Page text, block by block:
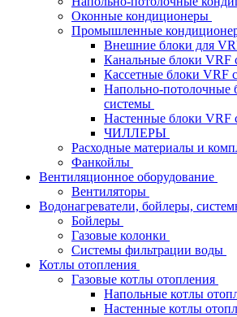
Оконные кондиционеры
Промышленные
Внешние блоки для
Канальные блоки VRF
Кассетные блоки VRF
Напольно-потолочные
системы
Настенные блоки VRF
ЧИЛЛЕРЫ
Расходные материалы и
Фанкойлы
Вентиляционное оборудование
Вентиляторы
Водонагреватели, бойлеры,
Бойлеры
Газовые колонки
Системы фильтрации воды
Котлы отопления
Газовые котлы отопления
Напольные котлы
Настенные котлы